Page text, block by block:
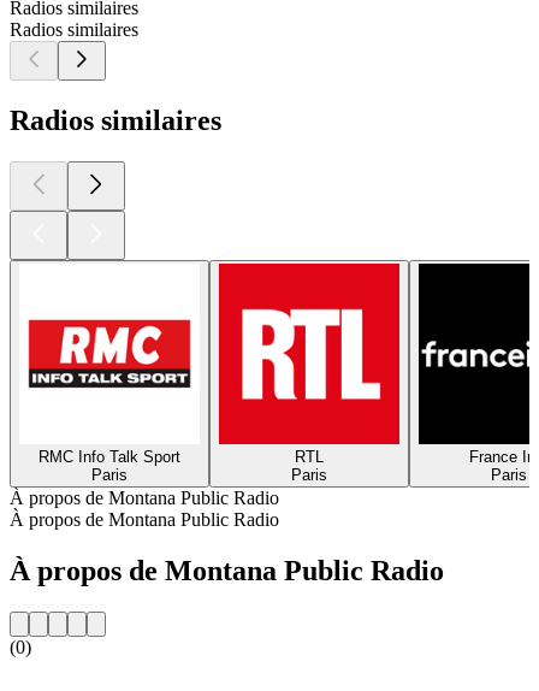
Radios similaires
Radios similaires
Radios similaires
RMC Info Talk Sport
Paris
RTL
Paris
France
Paris
À propos de Montana Public Radio
À propos de Montana Public Radio
À propos de Montana Public Radio
(0)